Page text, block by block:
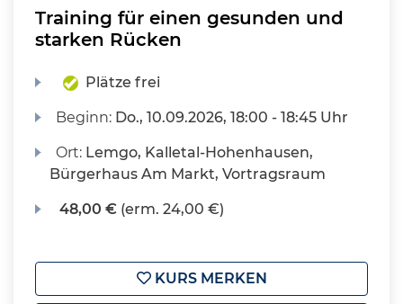
Training für einen gesunden und
starken Rücken
Plätze frei
Beginn: Do., 10.09.2026, 18:00 - 18:45 Uhr
Ort: Lemgo, Kalletal-Hohenhausen,
Bürgerhaus Am Markt, Vortragsraum
48,00 € (erm. 24,00 €)
KURS MERKEN